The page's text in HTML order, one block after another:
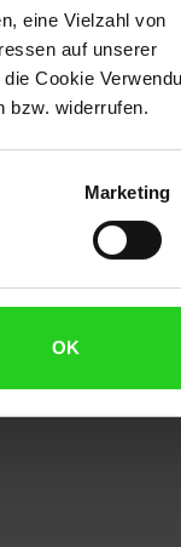
eine Vielzahl von
auf unserer
Cookie
bzw. widerrufen.
Marketing
OK